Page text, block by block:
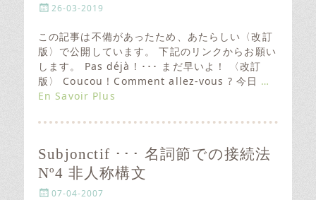
P
s
t
e
d
o
n
26-03-2019
この記事は不備があったため、あたらしい〈改訂
版〉で公開しています。 下記のリンクからお願い
します。 Pas déjà ! ･･･ まだ早いよ！ 〈改訂
版〉 Coucou ! Comment allez-vous ? 今日 …
En Savoir Plus
Subjonctif ･･･ 名詞節での接続法
Nº4 非人称構文
P
07-04-2007